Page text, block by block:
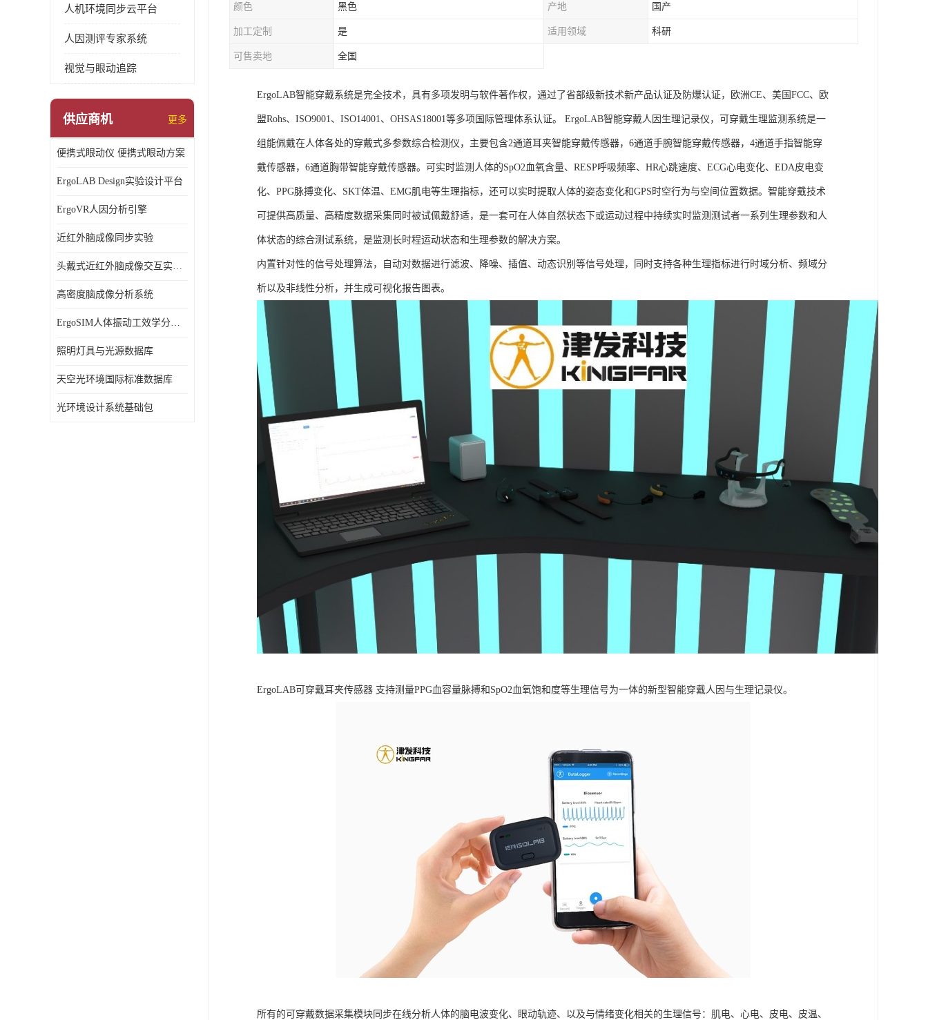
人机环境同步云平台
人因测评专家系统
视觉与眼动追踪
供应商机 更多
便携式眼动仪 便携式眼动方案
ErgoLAB Design实验设计平台
ErgoVR人因分析引擎
近红外脑成像同步实验
头戴式近红外脑成像交互实验室
高密度脑成像分析系统
ErgoSIM人体振动工效学分析系统
照明灯具与光源数据库
天空光环境国际标准数据库
光环境设计系统基础包
颜色 黑色 产地 国产
加工定制 是 适用领域 科研
可售卖地 全国
ErgoLAB智能穿戴系统是完全技术，具有多项发明与软件著作权，通过了省部级新技术新产品认证及防爆认证，欧洲CE、美国FCC、欧
盟Rohs、ISO9001、ISO14001、OHSAS18001等多项国际管理体系认证。 ErgoLAB智能穿戴人因生理记录仪，可穿戴生理监测系统是一
组能佩戴在人体各处的穿戴式多参数综合检测仪，主要包含2通道耳夹智能穿戴传感器，6通道手腕智能穿戴传感器，4通道手指智能穿
戴传感器，6通道胸带智能穿戴传感器。可实时监测人体的SpO2血氧含量、RESP呼吸频率、HR心跳速度、ECG心电变化、EDA皮电变
化、PPG脉搏变化、SKT体温、EMG肌电等生理指标，还可以实时提取人体的姿态变化和GPS时空行为与空间位置数据。智能穿戴技术
可提供高质量、高精度数据采集同时被试佩戴舒适，是一套可在人体自然状态下或运动过程中持续实时监测测试者一系列生理参数和人
体状态的综合测试系统，是监测长时程运动状态和生理参数的解决方案。
内置针对性的信号处理算法，自动对数据进行滤波、降噪、插值、动态识别等信号处理，同时支持各种生理指标进行时域分析、频域分
析以及非线性分析，并生成可视化报告图表。
ErgoLAB可穿戴耳夹传感器 支持测量PPG血容量脉搏和SpO2血氧饱和度等生理信号为一体的新型智能穿戴人因与生理记录仪。
所有的可穿戴数据采集模块同步在线分析人体的脑电波变化、眼动轨迹、以及与情绪变化相关的生理信号：肌电、心电、皮电、皮温、